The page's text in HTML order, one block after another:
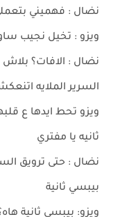
نضال : فهميني
ويزو : تخيل نجيب
نضال : الافات؟
السرير الملايه
ويزو تحط ايدها ع
ثانيه يا مفتري
نضال : حتى ترويق
بيبسي ثانية
ويزو: بيبسي ثانية